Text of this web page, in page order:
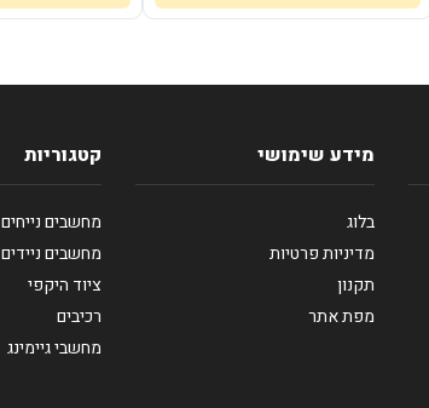
מידע שימושי
בלוג
מדיניות פרטיות
תקנון
מפת אתר
קטגוריות
מחשבים נייחים
מחשבים ניידים
ציוד היקפי
רכיבים
מחשבי גיימינג